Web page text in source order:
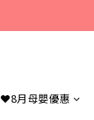
❤️8月母嬰優惠